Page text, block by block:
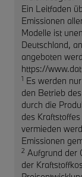
Ein Leitfaden
Emissionen
Modelle ist
Deutschland,
angeboten
https://
1 Es werden
den Betrieb
durch die
des
vermieden
Emissionen
2 Aufgrund der
der